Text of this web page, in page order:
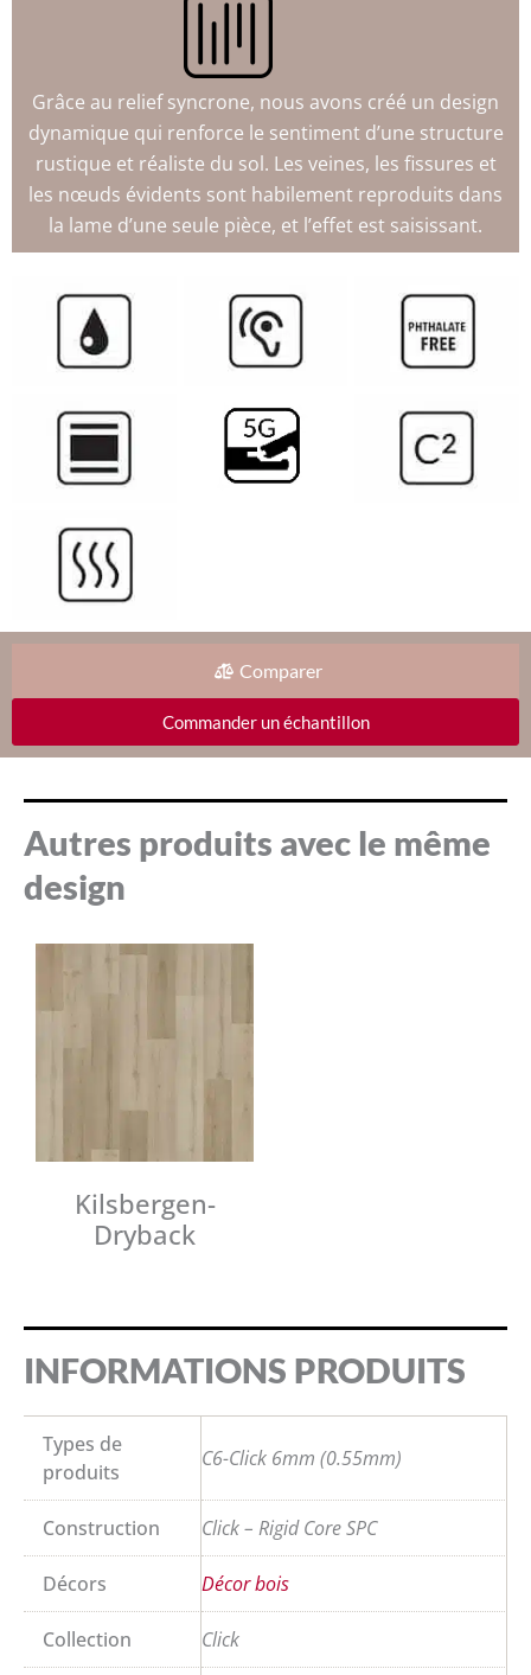
Grâce au relief syncrone, nous avons créé un design
dynamique qui renforce le sentiment d’une structure
rustique et réaliste du sol. Les veines, les fissures et
les nœuds évidents sont habilement reproduits dans
la lame d’une seule pièce, et l’effet est saisissant.
Comparer
Commander un échantillon
Autres produits avec le même
design
Kilsbergen-
Dryback
INFORMATIONS PRODUITS
Types de
produits
C6-Click 6mm (0.55mm)
Construction Click – Rigid Core SPC
Décors Décor bois
Collection Click